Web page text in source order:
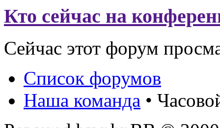
Кто сейчас на
Сейчас этот форум
Список форумов
Наша команда •